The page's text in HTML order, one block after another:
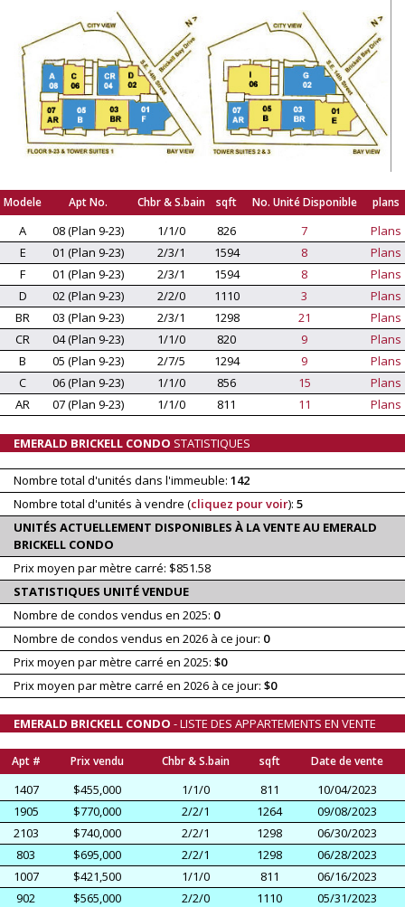
Modele Apt No. Chbr & S.bain sqft No. Unité Disponible plans
A 08 (Plan 9-23) 1/1/0 826 7
Plans
E
01 (Plan 9-23) 2/3/1 1594 8
Plans
F
01 (Plan 9-23) 2/3/1 1594 8
Plans
D
02 (Plan 9-23) 2/2/0 1110 3
Plans
BR
03 (Plan 9-23) 2/3/1 1298 21
Plans
CR
04 (Plan 9-23) 1/1/0 820 9
Plans
B
05 (Plan 9-23) 2/7/5 1294 9
Plans
C
06 (Plan 9-23) 1/1/0 856 15
Plans
AR
07 (Plan 9-23) 1/1/0 811 11 Plans
EMERALD BRICKELL CONDO STATISTIQUES
Nombre total d'unités dans l'immeuble: 142
Nombre total d'unités à vendre (cliquez pour voir): 5
UNITÉS ACTUELLEMENT DISPONIBLES À LA VENTE AU EMERALD
BRICKELL CONDO
Prix moyen par mètre carré: $851.58
STATISTIQUES UNITÉ VENDUE
Nombre de condos vendus en 2025: 0
Nombre de condos vendus en 2026 à ce jour: 0
Prix moyen par mètre carré en 2025: $0
Prix moyen par mètre carré en 2026 à ce jour: $0
EMERALD BRICKELL CONDO - LISTE DES APPARTEMENTS EN VENTE
Apt # Prix vendu Chbr & S.bain sqft Date de vente
1407 $455,000 1/1/0 811
10/04/2023
1905
$770,000 2/2/1 1264
09/08/2023
2103
$740,000 2/2/1 1298
06/30/2023
803
$695,000 2/2/1 1298
06/28/2023
1007
$421,500 1/1/0 811
06/16/2023
902
$565,000 2/2/0 1110
05/31/2023